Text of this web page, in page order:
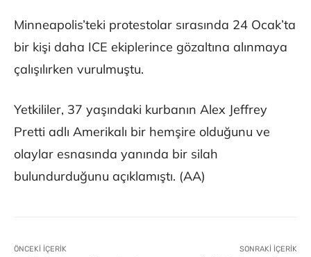
Minneapolis’teki protestolar sırasında 24 Ocak’ta
bir kişi daha ICE ekiplerince gözaltına alınmaya
çalışılırken vurulmuştu.
Yetkililer, 37 yaşındaki kurbanın Alex Jeffrey
Pretti adlı Amerikalı bir hemşire olduğunu ve
olaylar esnasında yanında bir silah
bulundurduğunu açıklamıştı. (AA)
ÖNCEKI İÇERIK SONRAKI İÇERIK